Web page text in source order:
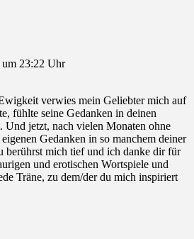
um 23:22 Uhr
verwies mein Geliebter mich auf
fühlte seine Gedanken in deinen
Und jetzt, nach vielen Monaten ohne
Gedanken in so manchem deiner
berührst mich tief und ich danke dir für
und erotischen Wortspiele und
Träne, zu dem/der du mich inspiriert